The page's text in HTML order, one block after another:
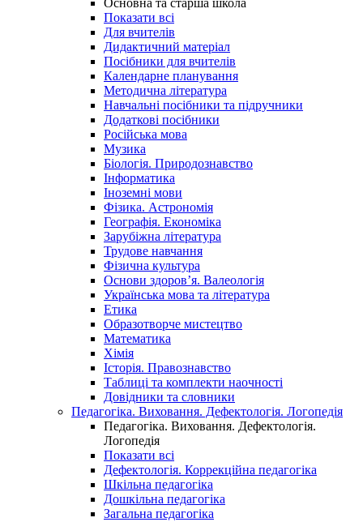
Основна та старша школа
Показати всі
Для вчителів
Дидактичний матеріал
Посібники для вчителів
Календарне планування
Методична література
Навчальні посібники та підручники
Додаткові посібники
Російська мова
Музика
Біологія. Природознавство
Інформатика
Іноземні мови
Фізика. Астрономія
Географія. Економіка
Зарубіжна література
Трудове навчання
Фізична культура
Основи здоров’я. Валеологія
Українська мова та література
Етика
Образотворче мистецтво
Математика
Хімія
Історія. Правознавство
Таблиці та комплекти наочності
Довідники та словники
Педагогіка. Виховання. Дефектологія. Логопедія
Педагогіка. Виховання. Дефектологія.
Логопедія
Показати всі
Дефектологія. Коррекційна педагогіка
Шкільна педагогіка
Дошкільна педагогіка
Загальна педагогіка